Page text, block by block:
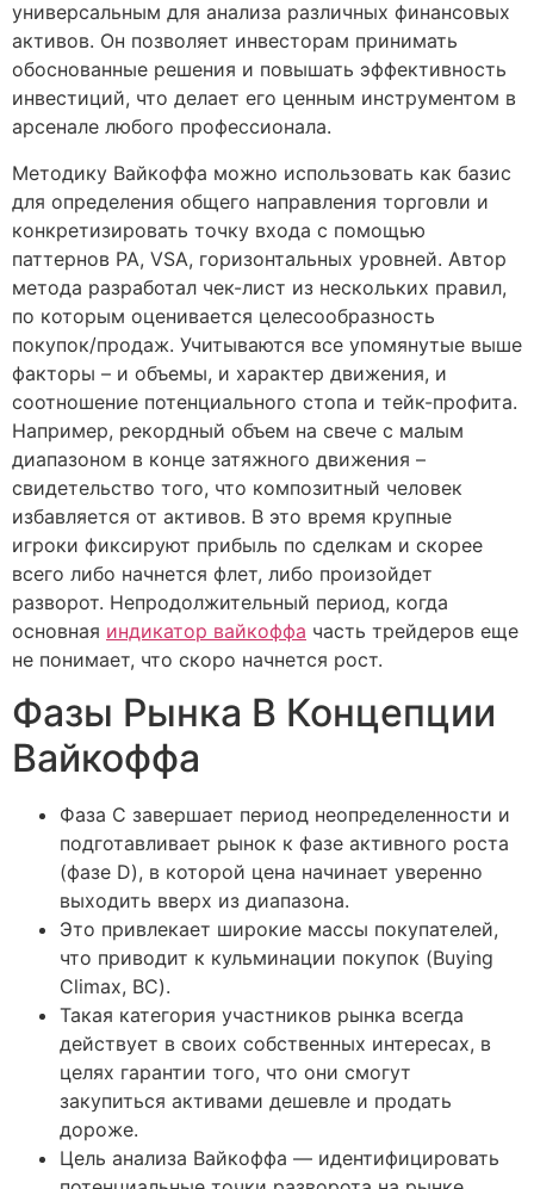
универсальным для анализа различных финансовых
активов. Он позволяет инвесторам принимать
обоснованные решения и повышать эффективность
инвестиций, что делает его ценным инструментом в
арсенале любого профессионала.
Методику Вайкоффа можно использовать как базис
для определения общего направления торговли и
конкретизировать точку входа с помощью
паттернов РА, VSA, горизонтальных уровней. Автор
метода разработал чек-лист из нескольких правил,
по которым оценивается целесообразность
покупок/продаж. Учитываются все упомянутые выше
факторы – и объемы, и характер движения, и
соотношение потенциального стопа и тейк-профита.
Например, рекордный объем на свече с малым
диапазоном в конце затяжного движения –
свидетельство того, что композитный человек
избавляется от активов. В это время крупные
игроки фиксируют прибыль по сделкам и скорее
всего либо начнется флет, либо произойдет
разворот. Непродолжительный период, когда
основная индикатор вайкоффа часть трейдеров еще
не понимает, что скоро начнется рост.
Фазы Рынка В Концепции
Вайкоффа
Фаза C завершает период неопределенности и
подготавливает рынок к фазе активного роста
(фазе D), в которой цена начинает уверенно
выходить вверх из диапазона.
Это привлекает широкие массы покупателей,
что приводит к кульминации покупок (Buying
Climax, BC).
Такая категория участников рынка всегда
действует в своих собственных интересах, в
целях гарантии того, что они смогут
закупиться активами дешевле и продать
дороже.
Цель анализа Вайкоффа — идентифицировать